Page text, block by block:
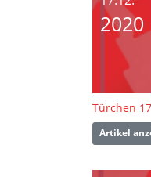
2020
Türchen
Artikel